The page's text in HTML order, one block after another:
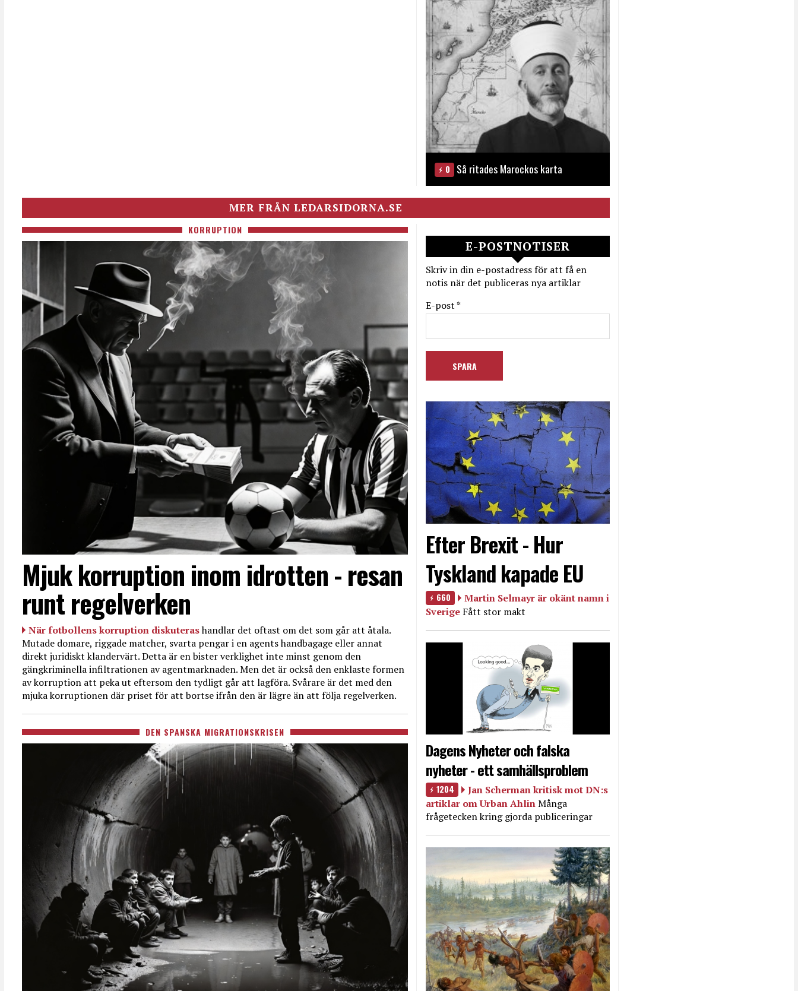
0 Så ritades Marockos karta
MER FRÅN LEDARSIDORNA.SE
KORRUPTION
Mjuk korruption inom idrotten - resan
runt regelverken
När fotbollens korruption diskuterashandlar det oftast om det som går att åtala.
Mutade domare, riggade matcher, svarta pengar i en agents handbagage eller annat
direkt juridiskt klandervärt. Detta är en bister verklighet inte minst genom den
gängkriminella infiltrationen av agentmarknaden. Men det är också den enklaste formen
av korruption att peka ut eftersom den tydligt går att lagföra. Svårare är det med den
mjuka korruptionen där priset för att bortse ifrån den är lägre än att följa regelverken.
DEN SPANSKA MIGRATIONSKRISEN
E-POSTNOTISER
Skriv in din e-postadress för att få en
notis när det publiceras nya artiklar
E-post *
Efter Brexit - Hur
Tyskland kapade EU
660
Martin Selmayr är okänt namn i
Sverige Fått stor makt
Dagens Nyheter och falska
nyheter - ett samhällsproblem
1204
Jan Scherman kritisk mot DN:s
artiklar om Urban AhlinMånga
frågetecken kring gjorda publiceringar